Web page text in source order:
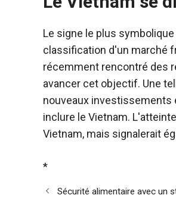
Le signe le plus
classification d'un marché
récemment rencontré des
avancer cet objectif. Une
nouveaux investissements
inclure le Vietnam.
Vietnam, mais signalerait
*
Sécurité alimentaire avec un